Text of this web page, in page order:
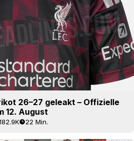
26–27 geleakt – Offizielle
12. August
22 Min.